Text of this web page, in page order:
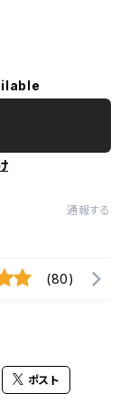
通報する
(80)
ポスト